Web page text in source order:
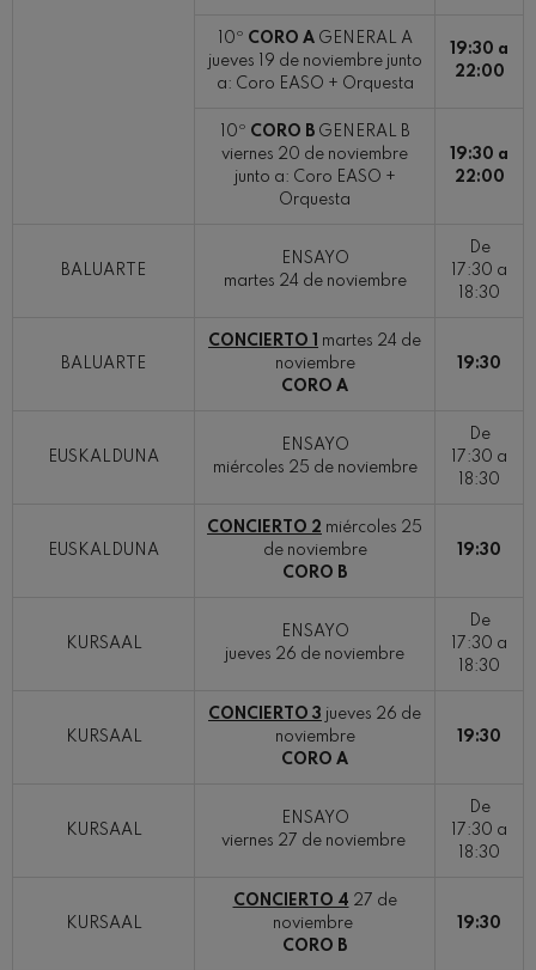
10º CORO AGENERAL A
jueves 19 de noviembre junto
a: Coro EASO + Orquesta
19:30 a
22:00
10º CORO BGENERAL B
viernes 20 de noviembre
junto a: Coro EASO +
Orquesta
19:30 a
22:00
BALUARTE
ENSAYO
martes 24 de noviembre
De
17:30 a
18:30
BALUARTE
CONCIERTO 1
martes 24 de
noviembre
CORO A
19:30
EUSKALDUNA
ENSAYO
miércoles 25 de noviembre
De
17:30 a
18:30
EUSKALDUNA
CONCIERTO 2 miércoles 25
de noviembre
CORO B
19:30
KURSAAL
ENSAYO
jueves 26 de noviembre
De
17:30 a
18:30
KURSAAL
CONCIERTO 3 jueves 26 de
noviembre
CORO A
19:30
KURSAAL
ENSAYO
viernes 27 de noviembre
De
17:30 a
18:30
KURSAAL
CONCIERTO 4 27 de
noviembre
CORO B
19:30